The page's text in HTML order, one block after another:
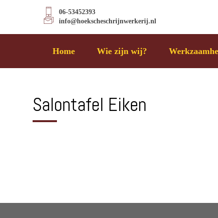
06-53452393
info@hoekscheschrijnwerkerij.nl
Home Wie zijn wij?
Salontafel Eiken